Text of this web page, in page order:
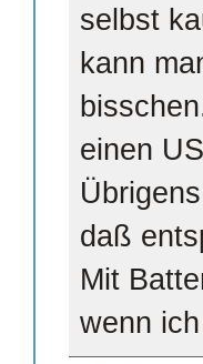
selbst
kann
einen
daß
Mit
wenn